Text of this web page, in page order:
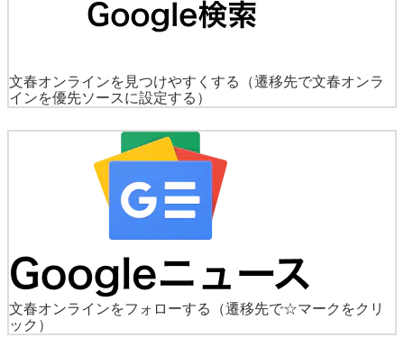
文春オンラインを見つけやすくする
（遷移先で文春オンラ
インを優先ソースに設定する）
文春オンラインをフォローする
（遷移先で☆マークをクリ
ック）